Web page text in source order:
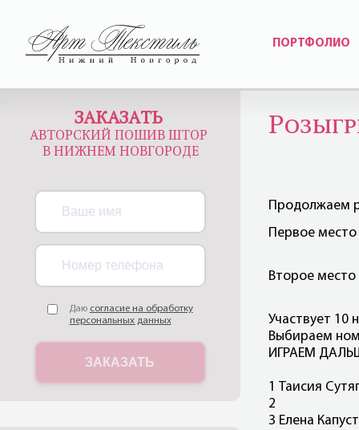
ПОРТФОЛИО
Продолжаем
Первое
Второе место
Участвует 10
Выбираем
ИГРАЕМ
1 Таисия
2
3 Елена
ЗАКАЗАТЬ
АВТОРСКИЙ ПОШИВ ШТОР
В НИЖНЕМ НОВГОРОДЕ
Даю согласие на обработку
персональных данных
ЗАКАЗАТЬ